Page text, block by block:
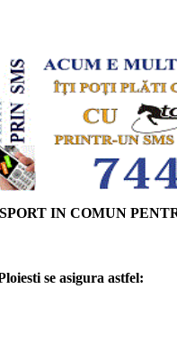
IN COMUN
se asigura astfel: